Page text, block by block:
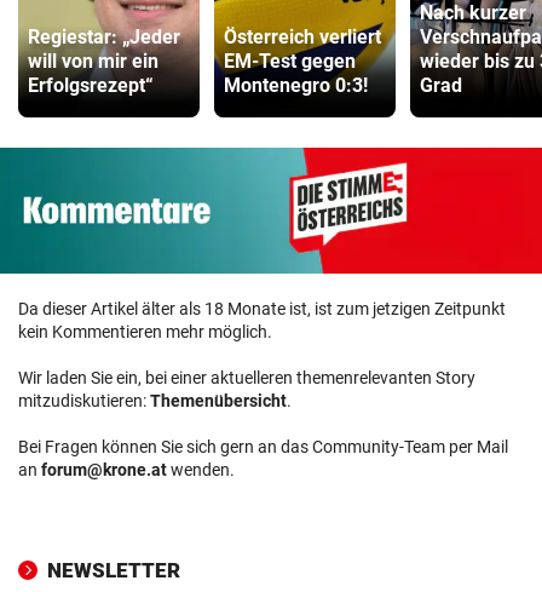
Regiestar: „Jeder
will von mir ein
Erfolgsrezept“
Österreich verliert
EM-Test gegen
Montenegro 0:3!
Nach kurzer
wieder bis zu
Grad
Da dieser Artikel älter als 18 Monate ist, ist zum jetzigen Zeitpunkt
kein Kommentieren mehr möglich.
Wir laden Sie ein, bei einer aktuelleren themenrelevanten Story
mitzudiskutieren:Themenübersicht.
Bei Fragen können Sie sich gern an das Community-Team per Mail
an forum@krone.atwenden.
NEWSLETTER